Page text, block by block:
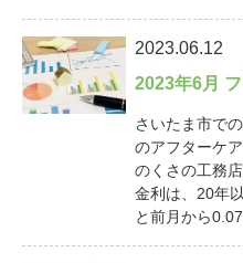
2023.06.12
2023年6月
さいたま市で
のアフターケ
のくさの工務
金利は、20年
と前月から